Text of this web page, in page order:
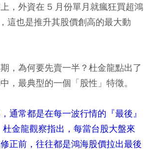
，外資在 5 月份單月就瘋狂買超鴻
這也是推升其股價創高的最大動
，為何要先賣一半？杜金龍點出了
，最典型的一個「股性」特徵。
通常都是在每一波行情的『最後』
金龍觀察指出，每當台股大盤來
正前，往往都是鴻海股價拉出最後